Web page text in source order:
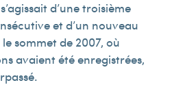
d’une troisième
et d’un nouveau
sommet de 2007, où
avaient été enregistrées,